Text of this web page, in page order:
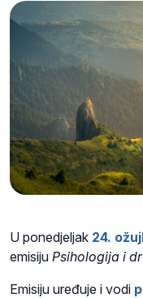
U ponedjeljak 24.
emisiju Psihologija i
Emisiju uređuje i vodi